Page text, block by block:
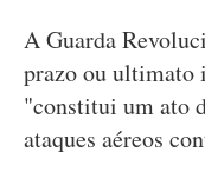
A Guarda
prazo ou ultimato
"constitui um ato
ataques aéreos